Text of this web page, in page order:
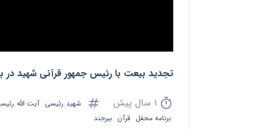
تجدید بیعت با رئیس جمهور قرآنی شهید در
timer ۱ سال پیش tag شهید رئیسی آیت الله
برنامه محفل قرآن بیرجند